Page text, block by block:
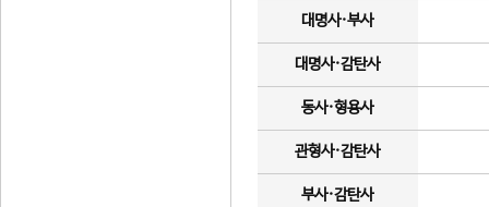
대명사·부사
대명사·감탄사
동사·형용사
관형사·감탄사
부사·감탄사